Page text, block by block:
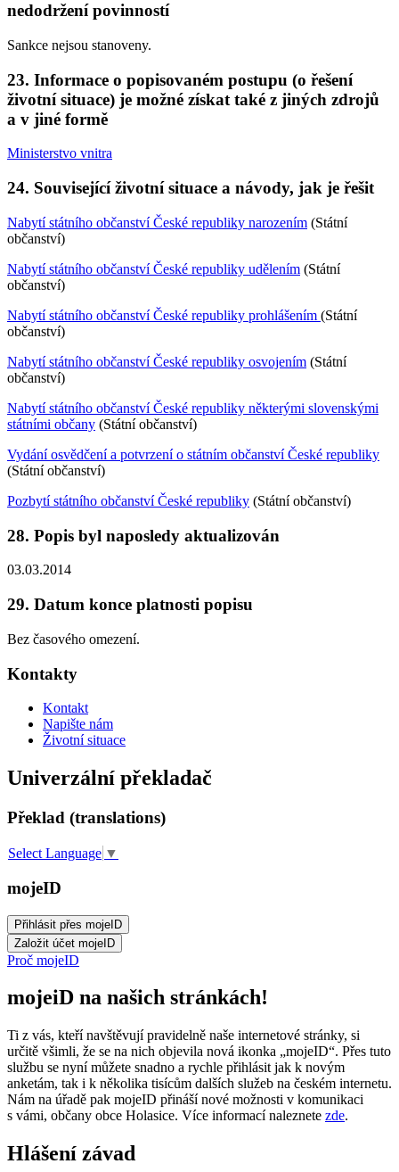
nedodržení povinností
Sankce nejsou stanoveny.
23. Informace o popisovaném postupu (o řešení
životní situace) je možné získat také z jiných zdrojů
a v jiné formě
Ministerstvo vnitra
24. Související životní situace a návody, jak je řešit
Nabytí státního občanství České republiky narozením (Státní
občanství)
Nabytí státního občanství České republiky udělením (Státní
občanství)
Nabytí státního občanství České republiky prohlášením (Státní
občanství)
Nabytí státního občanství České republiky osvojením (Státní
občanství)
Nabytí státního občanství České republiky některými slovenskými
státními občany (Státní občanství)
Vydání osvědčení a potvrzení o státním občanství České republiky
(Státní občanství)
Pozbytí státního občanství České republiky (Státní občanství)
28. Popis byl naposledy aktualizován
03.03.2014
29. Datum konce platnosti popisu
Bez časového omezení.
Kontakty
Kontakt
Napište nám
Životní situace
Univerzální překladač
Překlad (translations)
Select Language ▼
mojeID
Proč mojeID
mojeiD na našich stránkách!
Ti z vás, kteří navštěvují pravidelně naše internetové stránky, si
určitě všimli, že se na nich objevila nová ikonka „mojeID“. Přes tuto
službu se nyní můžete snadno a rychle přihlásit jak k novým
anketám, tak i k několika tisícům dalších služeb na českém internetu.
Nám na úřadě pak mojeID přináší nové možnosti v komunikaci
s vámi, občany obce Holasice. Více informací naleznete zde.
Hlášení závad